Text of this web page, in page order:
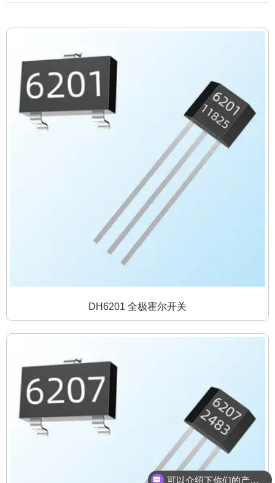
DH6201 全极霍尔开关
可以介绍下你们的产品么？